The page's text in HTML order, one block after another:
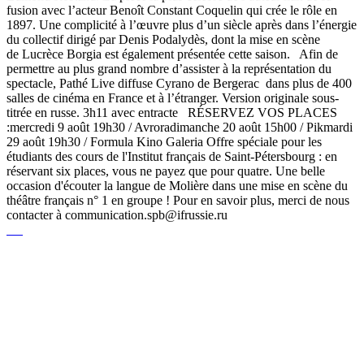
fusion avec l’acteur Benoît Constant Coquelin qui crée le rôle en
1897. Une complicité à l’œuvre plus d’un siècle après dans l’énergie
du collectif dirigé par Denis Podalydès, dont la mise en scène
de Lucrèce Borgia est également présentée cette saison. Afin de
permettre au plus grand nombre d’assister à la représentation du
spectacle, Pathé Live diffuse Cyrano de Bergerac dans plus de 400
salles de cinéma en France et à l’étranger. Version originale sous-
titrée en russe. 3h11 avec entracte RÉSERVEZ VOS PLACES
:mercredi 9 août 19h30 / Avroradimanche 20 août 15h00 / Pikmardi
29 août 19h30 / Formula Kino Galeria Offre spéciale pour les
étudiants des cours de l'Institut français de Saint-Pétersbourg : en
réservant six places, vous ne payez que pour quatre. Une belle
occasion d'écouter la langue de Molière dans une mise en scène du
théâtre français n° 1 en groupe ! Pour en savoir plus, merci de nous
contacter à communication.spb@ifrussie.ru